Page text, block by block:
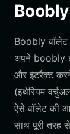
Boobly
Boobly
अपने boobly
और इंटरैक्ट
(इथेरियम
ऐसे वॉलेट की
साथ पूरी तरह